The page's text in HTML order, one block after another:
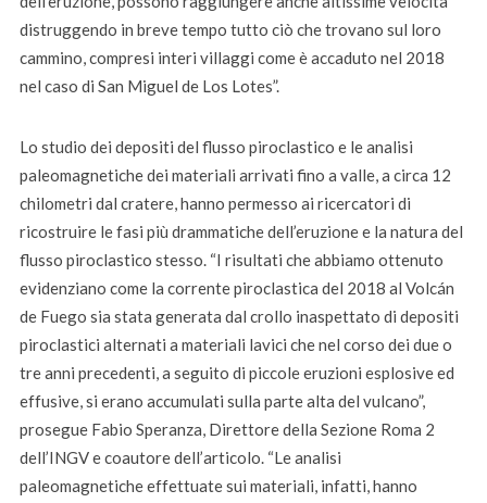
distruggendo in breve tempo tutto ciò che trovano sul loro
cammino, compresi interi villaggi come è accaduto nel 2018
nel caso di San Miguel de Los Lotes”.
Lo studio dei depositi del flusso piroclastico e le analisi
paleomagnetiche dei materiali arrivati fino a valle, a circa 12
chilometri dal cratere, hanno permesso ai ricercatori di
ricostruire le fasi più drammatiche dell’eruzione e la natura del
flusso piroclastico stesso. “I risultati che abbiamo ottenuto
evidenziano come la corrente piroclastica del 2018 al Volcán
de Fuego sia stata generata dal crollo inaspettato di depositi
piroclastici alternati a materiali lavici che nel corso dei due o
tre anni precedenti, a seguito di piccole eruzioni esplosive ed
effusive, si erano accumulati sulla parte alta del vulcano”,
prosegue Fabio Speranza, Direttore della Sezione Roma 2
dell’INGV e coautore dell’articolo. “Le analisi
paleomagnetiche effettuate sui materiali, infatti, hanno